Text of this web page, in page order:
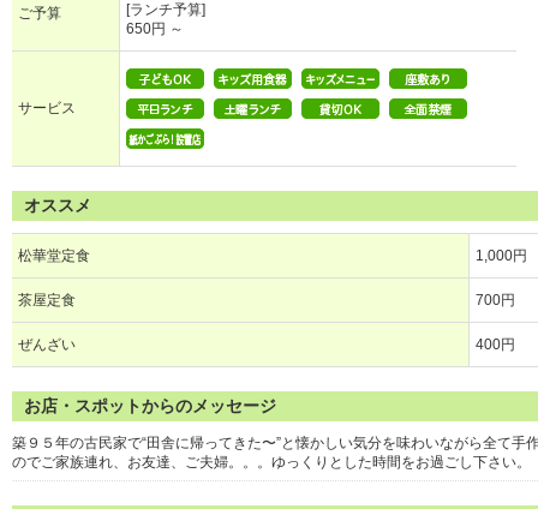
ご予算
[ランチ予算]
650円 ～
サービス
オススメ
松華堂定食 1,000円
茶屋定食 700円
ぜんざい 400円
お店・スポットからのメッセージ
築９５年の古民家で“田舎に帰ってきた〜”と懐かしい気分を味わいながら全て
のでご家族連れ、お友達、ご夫婦。。。ゆっくりとした時間をお過ごし下さい。